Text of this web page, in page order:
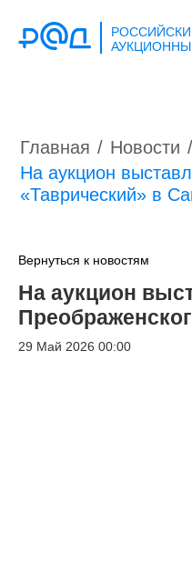
Главная / Новости /
На аукцион
«Таврический» в
Вернуться к новостям
На аукцион
29 Май 2026 00:00